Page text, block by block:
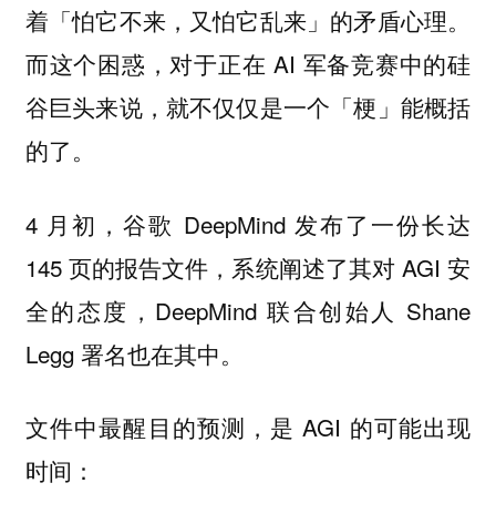
着「怕它不来，又怕它乱来」的矛盾心理。
而这个困惑，对于正在 AI 军备竞赛中的硅
谷巨头来说，就不仅仅是一个「梗」能概括
的了。
4 月初，谷歌 DeepMind 发布了一份长达
145 页的报告文件，系统阐述了其对 AGI 安
全的态度，DeepMind 联合创始人 Shane
Legg 署名也在其中。
文件中最醒目的预测，是 AGI 的可能出现
时间：